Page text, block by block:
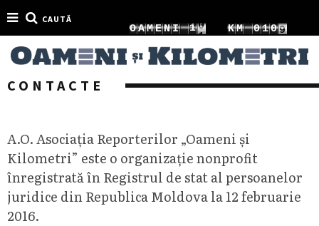
CAUTĂ
OAMENI
2
1
2
1 KM
0
12
1
2
1
6
7
CONTACTE
A.O. Asociația Reporterilor „Oameni și
Kilometri” este o organizație nonprofit
înregistrată în Registrul de stat al persoanelor
juridice din Republica Moldova la 12 februarie
2016.